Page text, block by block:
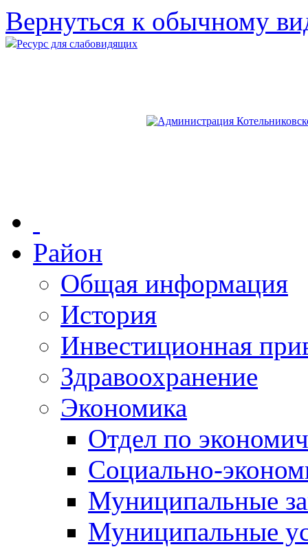
Вернуться к обычному
Ресурс для слабовидящих
Район
Общая информация
История
Инвестиционная
Здравоохранение
Экономика
Отдел по
Социально-
Муниципальные
Муниципальные